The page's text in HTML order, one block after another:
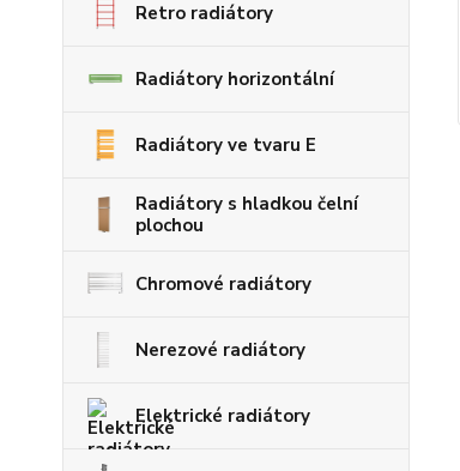
Retro radiátory
Radiátory horizontální
Radiátory ve tvaru E
Radiátory s hladkou čelní
plochou
Chromové radiátory
Nerezové radiátory
Elektrické radiátory